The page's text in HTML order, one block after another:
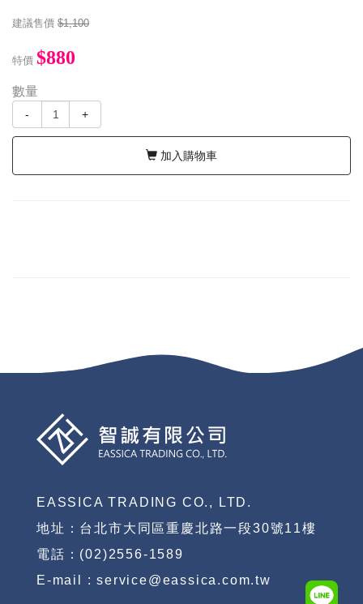
建議售價 $1,100
特價 $880
數量
- +
加入購物車
EASSICA TRADING CO., LTD.
地址：台北市大同區重慶北路一段30號11樓
電話：(02)2556-1589
E-mail : service@eassica.com.tw